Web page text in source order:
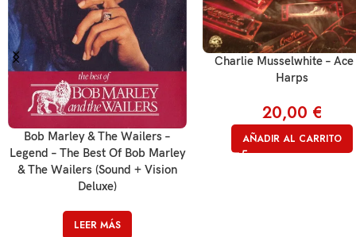
Bob Marley & The Wailers –
Legend – The Best Of Bob Marley
& The Wailers (Sound + Vision
Deluxe)
LEER MÁS
Charlie Musselwhite –
Harps
20,00 €
AÑADIR AL CARRITO